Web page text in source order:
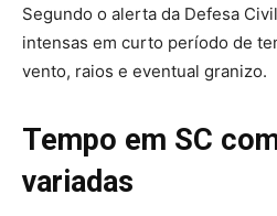
Segundo o alerta da Defesa
intensas em curto período de
vento, raios e eventual granizo.
Tempo em SC
variadas